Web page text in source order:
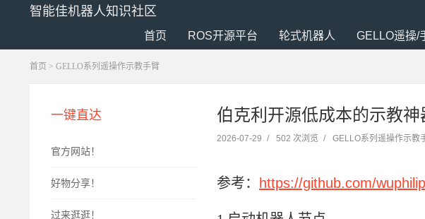
智能佳机器人知识社区
首页 ROS开源平台 轮式机器人 GELLO遥操/
首页 > GELLO系列遥操作示教手臂
一键直达
官方网站！
好物分享！
过来逛逛！
伯克利开源低成本的示教
2026-07-29 / 502 次浏览 / GELLO系列遥操作示教
参考： https://github.com/